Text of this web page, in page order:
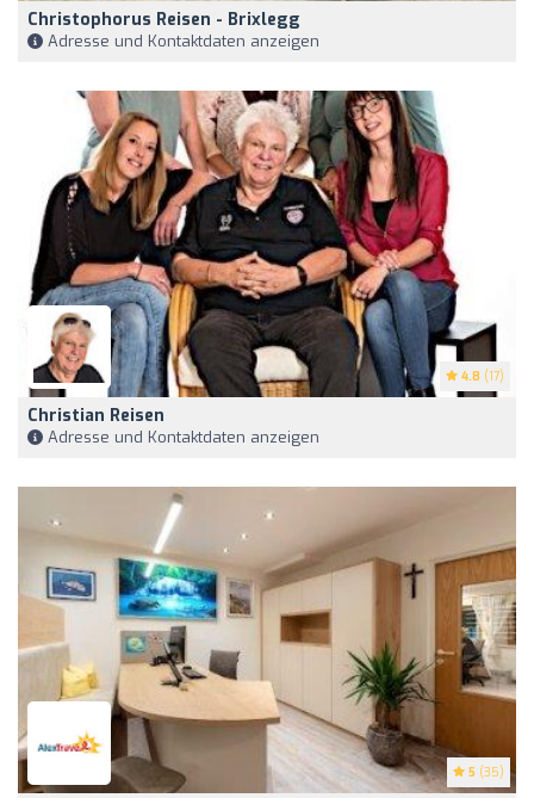
Christophorus Reisen - Brixlegg
Adresse und Kontaktdaten anzeigen
4.8 (17)
Christian Reisen
Adresse und Kontaktdaten anzeigen
5 (35)